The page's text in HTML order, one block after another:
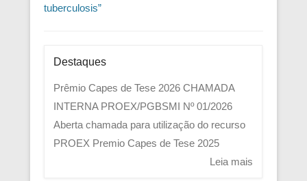
tuberculosis”
Destaques
Prêmio Capes de Tese 2026 CHAMADA
INTERNA PROEX/PGBSMI Nº 01/2026
Aberta chamada para utilização do recurso
PROEX Premio Capes de Tese 2025
Leia mais